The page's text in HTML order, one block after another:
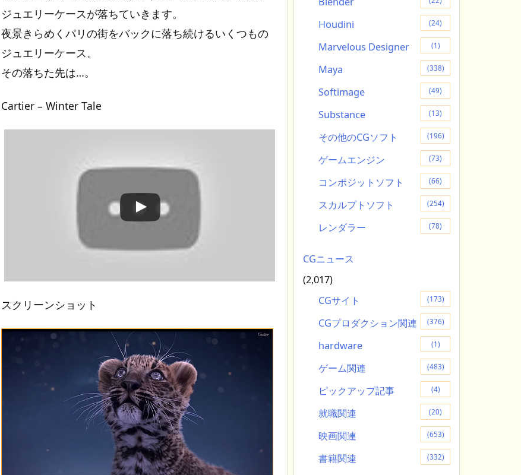
ジュエリーケースが落ちていきます。
夜景きらめくパリの街をバックに落ち続けるいくつもの
ジュエリーケース。
その落ちた先は…。
Cartier – Winter Tale
スクリーンショット
Houdini (24)
Marvelous Designer (1)
Maya (338)
Softimage (49)
Substance (13)
その他のCGソフト (196)
ゲームエンジン (73)
コンポジットソフト (66)
スカルプトソフト (254)
レンダラー (78)
CGニュース
(2,017)
CGサイト
(173)
CGプロダクション関連 (376)
hardware (1)
ゲーム関連 (483)
ピックアップ記事 (4)
就職関連 (20)
映画関連 (653)
書籍関連 (332)